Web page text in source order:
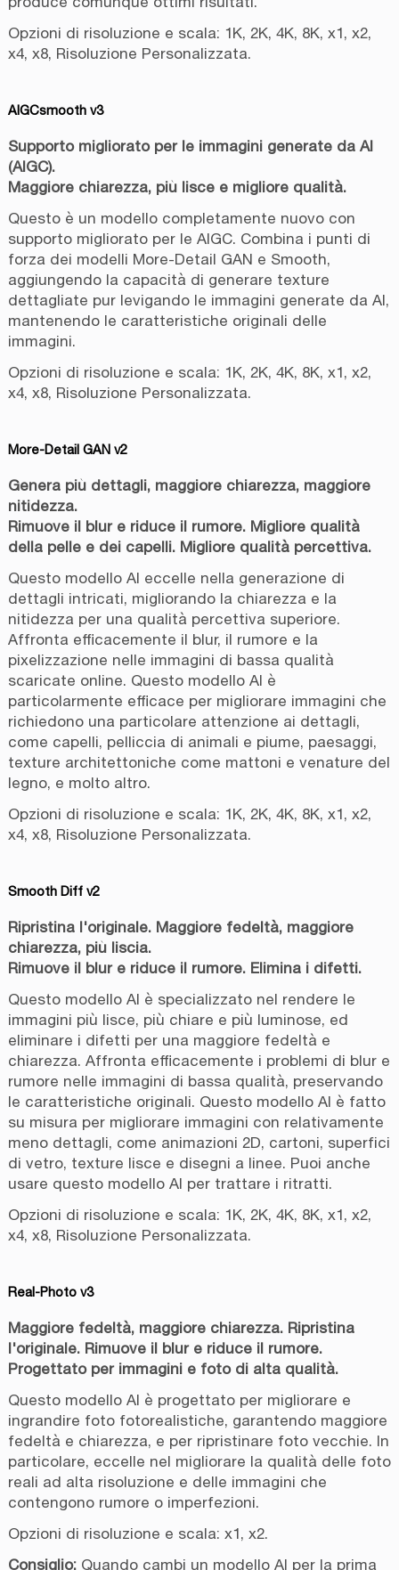
Opzioni di risoluzione e scala: 1K, 2K, 4K, 8K, x1, x2,
x4, x8, Risoluzione Personalizzata.
AIGCsmooth v3
Supporto migliorato per le immagini generate da AI
(AIGC).
Maggiore chiarezza, più lisce e migliore qualità.
Questo è un modello completamente nuovo con
supporto migliorato per le AIGC. Combina i punti di
forza dei modelli More-Detail GAN e Smooth,
aggiungendo la capacità di generare texture
dettagliate pur levigando le immagini generate da AI,
mantenendo le caratteristiche originali delle
immagini.
Opzioni di risoluzione e scala: 1K, 2K, 4K, 8K, x1, x2,
x4, x8, Risoluzione Personalizzata.
More-Detail GAN v2
Genera più dettagli, maggiore chiarezza, maggiore
nitidezza.
Rimuove il blur e riduce il rumore. Migliore qualità
della pelle e dei capelli. Migliore qualità percettiva.
Questo modello AI eccelle nella generazione di
dettagli intricati, migliorando la chiarezza e la
nitidezza per una qualità percettiva superiore.
Affronta efficacemente il blur, il rumore e la
pixelizzazione nelle immagini di bassa qualità
scaricate online. Questo modello AI è
particolarmente efficace per migliorare immagini che
richiedono una particolare attenzione ai dettagli,
come capelli, pelliccia di animali e piume, paesaggi,
texture architettoniche come mattoni e venature del
legno, e molto altro.
Opzioni di risoluzione e scala: 1K, 2K, 4K, 8K, x1, x2,
x4, x8, Risoluzione Personalizzata.
Smooth Diff v2
Ripristina l'originale. Maggiore fedeltà, maggiore
chiarezza, più liscia.
Rimuove il blur e riduce il rumore. Elimina i difetti.
Questo modello AI è specializzato nel rendere le
immagini più lisce, più chiare e più luminose, ed
eliminare i difetti per una maggiore fedeltà e
chiarezza. Affronta efficacemente i problemi di blur e
rumore nelle immagini di bassa qualità, preservando
le caratteristiche originali. Questo modello AI è fatto
su misura per migliorare immagini con relativamente
meno dettagli, come animazioni 2D, cartoni, superfici
di vetro, texture lisce e disegni a linee. Puoi anche
usare questo modello AI per trattare i ritratti.
Opzioni di risoluzione e scala: 1K, 2K, 4K, 8K, x1, x2,
x4, x8, Risoluzione Personalizzata.
Real-Photo v3
Maggiore fedeltà, maggiore chiarezza. Ripristina
l'originale. Rimuove il blur e riduce il rumore.
Progettato per immagini e foto di alta qualità.
Questo modello AI è progettato per migliorare e
ingrandire foto fotorealistiche, garantendo maggiore
fedeltà e chiarezza, e per ripristinare foto vecchie. In
particolare, eccelle nel migliorare la qualità delle foto
reali ad alta risoluzione e delle immagini che
contengono rumore o imperfezioni.
Opzioni di risoluzione e scala: x1, x2.
Consiglio:Quando cambi un modello AI per la prima